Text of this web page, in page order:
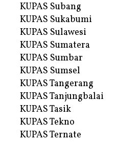
KUPAS Subang
KUPAS Sukabumi
KUPAS Sulawesi
KUPAS Sumatera
KUPAS Sumbar
KUPAS Sumsel
KUPAS Tangerang
KUPAS Tanjungbalai
KUPAS Tasik
KUPAS Tekno
KUPAS Ternate